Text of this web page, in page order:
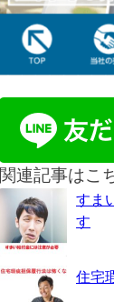
関連記事はこ
すま
す
住宅